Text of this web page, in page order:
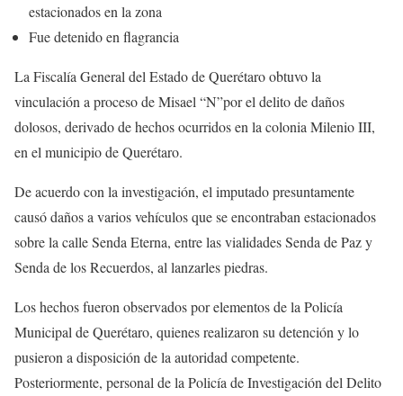
estacionados en la zona
Fue detenido en flagrancia
La Fiscalía General del Estado de Querétaro obtuvo la
vinculación a proceso de Misael “N”por el delito de daños
dolosos, derivado de hechos ocurridos en la colonia Milenio III,
en el municipio de Querétaro.
De acuerdo con la investigación, el imputado presuntamente
causó daños a varios vehículos que se encontraban estacionados
sobre la calle Senda Eterna, entre las vialidades Senda de Paz y
Senda de los Recuerdos, al lanzarles piedras.
Los hechos fueron observados por elementos de la Policía
Municipal de Querétaro, quienes realizaron su detención y lo
pusieron a disposición de la autoridad competente.
Posteriormente, personal de la Policía de Investigación del Delito